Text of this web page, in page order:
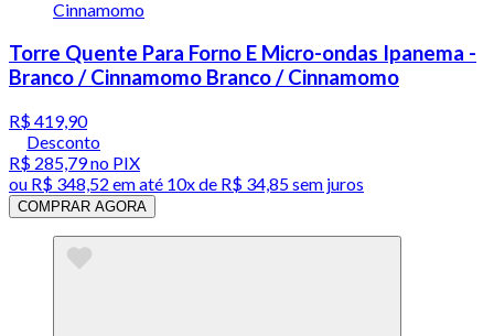
Torre Quente Para Forno E Micro-ondas Ipanema -
Branco / Cinnamomo Branco / Cinnamomo
R$ 419,90
Desconto
R$ 285,79no PIX
ou R$ 348,52 em até 10x de R$ 34,85 sem juros
COMPRAR AGORA